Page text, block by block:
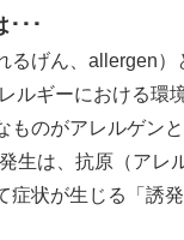
･･･
るげん、allergen）
ルギーにおける環
ものがアレルゲンと
発生は、抗原（ア
症状が生じる「誘